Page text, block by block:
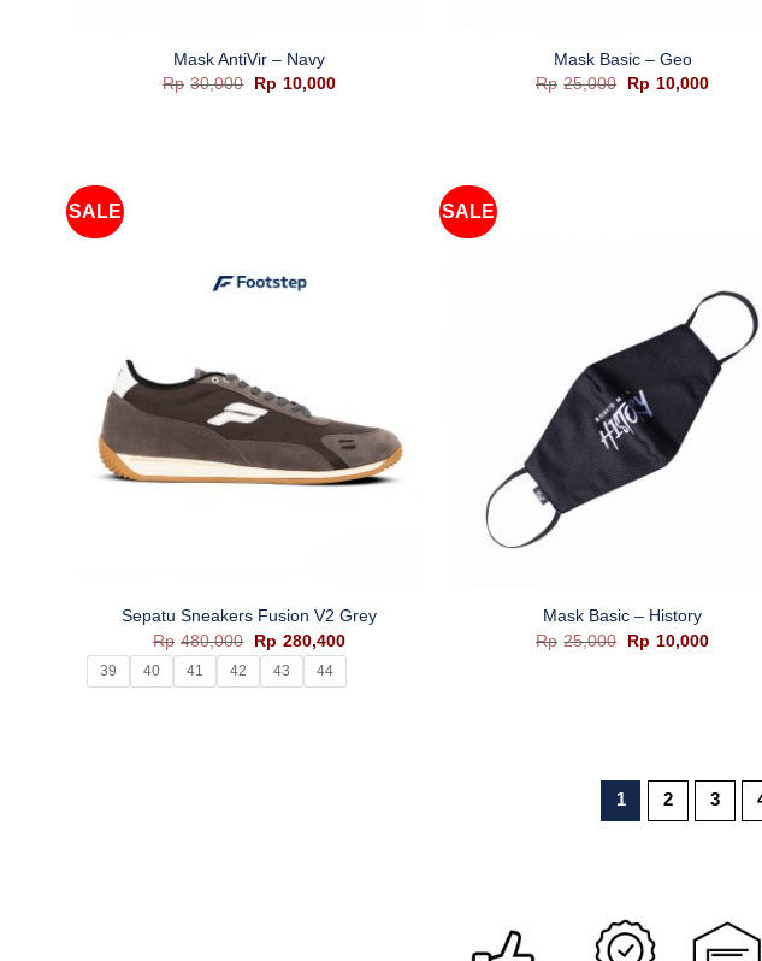
Mask AntiVir – Navy
Rp 30,000
Harga
aslinya
Rp 10,000Harga
Mask Basic – Geo
Rp 25,000
Harga
aslinya
Rp 10,000Harga
SALE
Sepatu Sneakers Fusion V2 Grey
Rp 480,000
Harga
aslinya
adalah:
Rp480,000.
Rp 280,400Harga
saat
adalah:
39 40 41 42 43 44
SALE
Mask Basic – History
Rp 25,000
Harga
aslinya
Rp 10,000Harga
1 2 3